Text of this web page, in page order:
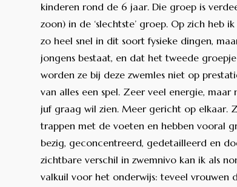
kinderen rond de 6 jaar. Die groep is
zoon) in de ‘slechtste’ groep. Op zich heb
zo heel snel in dit soort fysieke dingen,
jongens bestaat, en dat het tweede
worden ze bij deze zwemles niet op
van alles een spel. Zeer veel energie,
juf graag wil zien. Meer gericht op elkaar.
trappen met de voeten en hebben vooral
bezig, geconcentreerd, gedetailleerd en
zichtbare verschil in zwemnivo kan ik als
valkuil voor het onderwijs: teveel vrouwen